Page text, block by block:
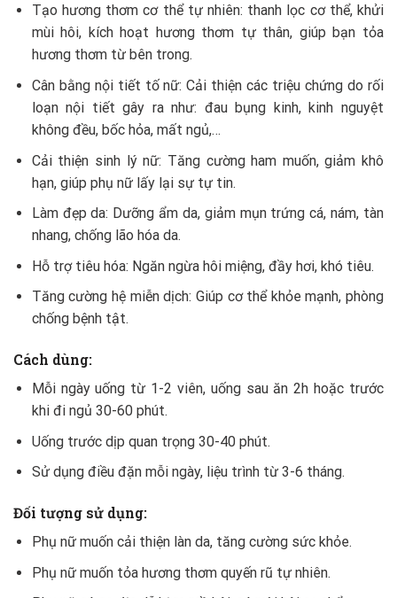
Tạo hương thơm cơ thể tự nhiên: thanh lọc cơ thể, khửi
mùi hôi, kích hoạt hương thơm tự thân, giúp bạn tỏa
hương thơm từ bên trong.
Cân bằng nội tiết tố nữ: Cải thiện các triệu chứng do rối
loạn nội tiết gây ra như: đau bụng kinh, kinh nguyệt
không đều, bốc hỏa, mất ngủ,…
Cải thiện sinh lý nữ: Tăng cường ham muốn, giảm khô
hạn, giúp phụ nữ lấy lại sự tự tin.
Làm đẹp da: Dưỡng ẩm da, giảm mụn trứng cá, nám, tàn
nhang, chống lão hóa da.
Hỗ trợ tiêu hóa: Ngăn ngừa hôi miệng, đầy hơi, khó tiêu.
Tăng cường hệ miễn dịch: Giúp cơ thể khỏe mạnh, phòng
chống bệnh tật.
Cách dùng:
Mỗi ngày uống từ 1-2 viên, uống sau ăn 2h hoặc trước
khi đi ngủ 30-60 phút.
Uống trước dịp quan trọng 30-40 phút.
Sử dụng điều đặn mỗi ngày, liệu trình từ 3-6 tháng.
Đối tượng sử dụng:
Phụ nữ muốn cải thiện làn da, tăng cường sức khỏe.
Phụ nữ muốn tỏa hương thơm quyến rũ tự nhiên.